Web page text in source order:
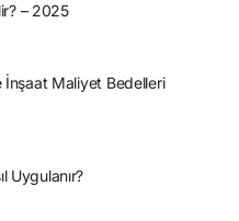
– 2025
İnşaat Maliyet Bedelleri
Uygulanır?